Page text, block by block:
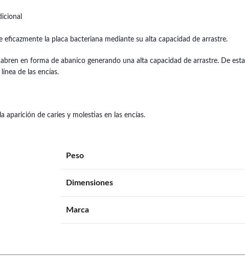
eficazmente la placa bacteriana mediante su alta capacidad de arrastre.
en forma de abanico generando una alta capacidad de arrastre. De
de las encías.
aparición de caries y molestias en las encías.
Peso
Dimensiones
Marca